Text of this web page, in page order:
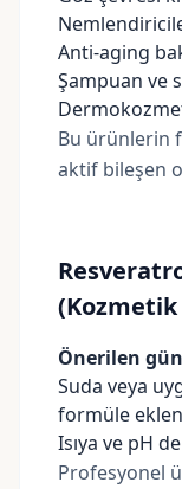
Anti-aging
Şampuan ve
Bu ürünlerin
aktif bileşen
Önerilen
Suda veya
formüle
Isıya ve pH
Profesyonel